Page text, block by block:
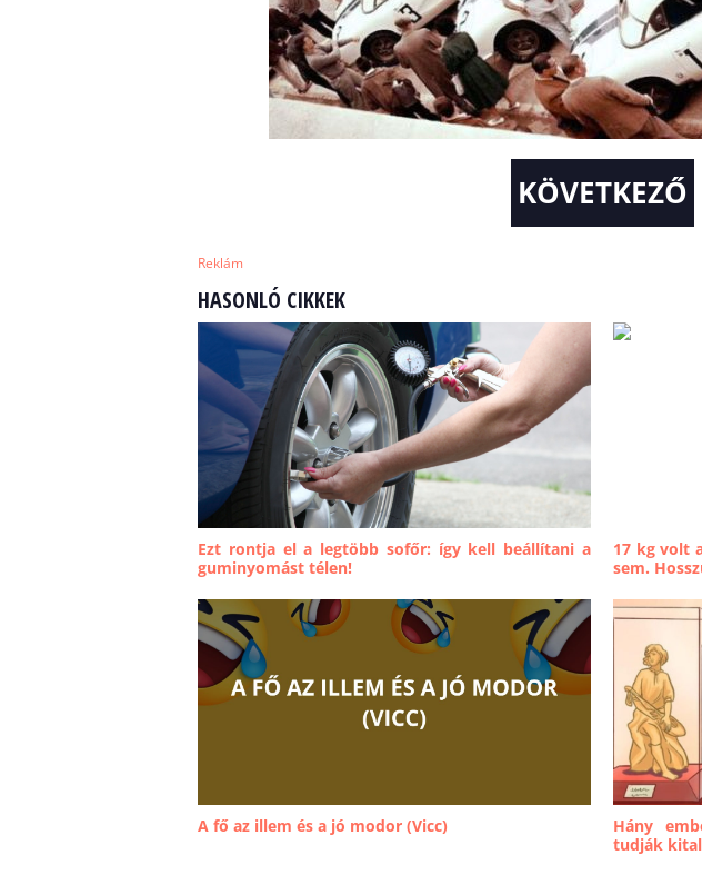
KÖVETKEZŐ
Reklám
HASONLÓ CIKKEK
Ezt rontja el a legtöbb sofőr: így kell beállítani a
guminyomást télen!
17 kg volt
sem.
A fő az illem és a jó modor (Vicc)
Hány
tudják